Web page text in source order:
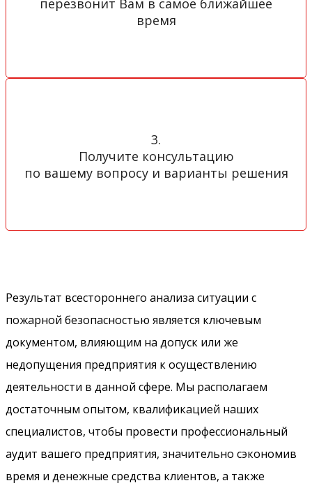
перезвонит Вам в самое ближайшее
время
3.
Получите консультацию
по вашему вопросу и варианты решения
Результат всестороннего анализа ситуации с
пожарной безопасностью является ключевым
документом, влияющим на допуск или же
недопущения предприятия к осуществлению
деятельности в данной сфере. Мы располагаем
достаточным опытом, квалификацией наших
специалистов, чтобы провести профессиональный
аудит вашего предприятия, значительно сэкономив
время и денежные средства клиентов, а также